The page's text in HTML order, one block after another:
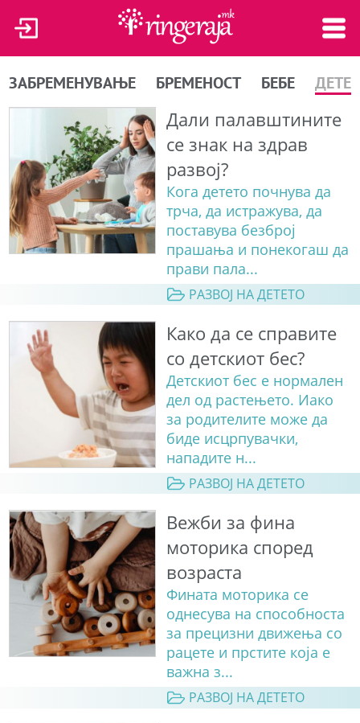
ЗАБРЕМЕНУВАЊЕ БРЕМЕНОСТ БЕБЕ ДЕТЕ
Дали палавштините
се знак на здрав
развој?
Кога детето почнува да
трча, да истражува, да
поставува безброј
прашања и понекогаш да
прави пала...
РАЗВОЈ НА ДЕТЕТО
Како да се справите
со детскиот бес?
Детскиот бес е нормален
дел од растењето. Иако
за родителите може да
биде исцрпувачки,
нападите н...
РАЗВОЈ НА ДЕТЕТО
Вежби за фина
моторика според
возраста
Фината моторика се
однесува на способноста
за прецизни движења со
рацете и прстите која е
важна з...
РАЗВОЈ НА ДЕТЕТО